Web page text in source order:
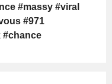
#massy #viral
#971
#chance